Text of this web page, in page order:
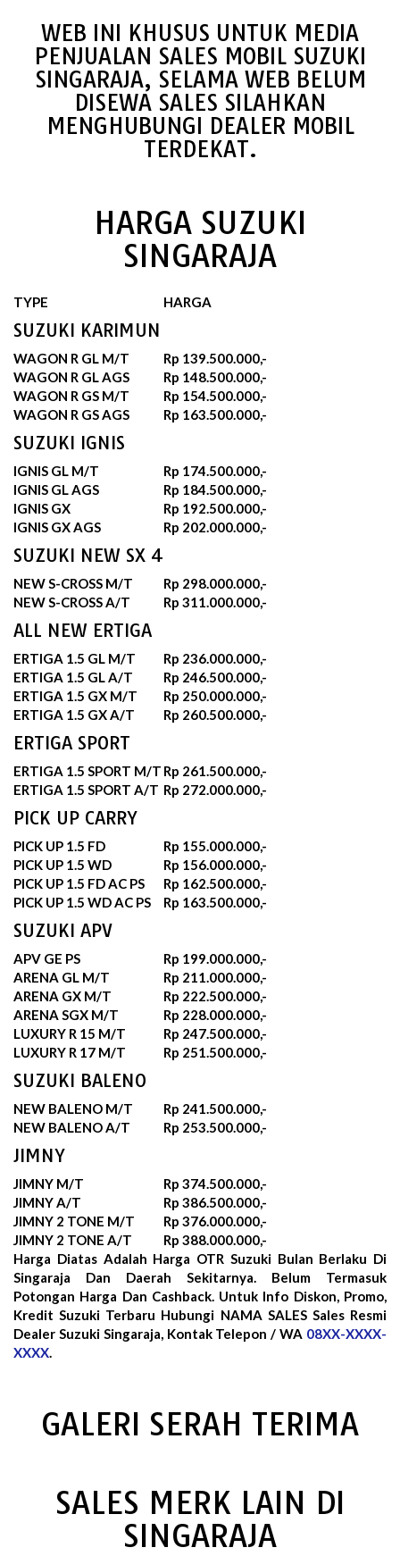
WEB INI KHUSUS UNTUK MEDIA
PENJUALAN SALES MOBIL SUZUKI
SINGARAJA, SELAMA WEB BELUM
DISEWA SALES SILAHKAN
MENGHUBUNGI DEALER MOBIL
TERDEKAT.
HARGA SUZUKI
SINGARAJA
TYPE HARGA
SUZUKI KARIMUN
WAGON R GL M/T
Rp 139.500.000,-
WAGON R GL AGS
Rp 148.500.000,-
WAGON R GS M/T
Rp 154.500.000,-
WAGON R GS AGS
Rp 163.500.000,-
SUZUKI IGNIS
IGNIS GL M/T
Rp 174.500.000,-
IGNIS GL AGS
Rp 184.500.000,-
IGNIS GX
Rp 192.500.000,-
IGNIS GX AGS
Rp 202.000.000,-
SUZUKI NEW SX 4
NEW S-CROSS M/T
Rp 298.000.000,-
NEW S-CROSS A/T
Rp 311.000.000,-
ALL NEW ERTIGA
ERTIGA 1.5 GL M/T
Rp 236.000.000,-
ERTIGA 1.5 GL A/T
Rp 246.500.000,-
ERTIGA 1.5 GX M/T
Rp 250.000.000,-
ERTIGA 1.5 GX A/T
Rp 260.500.000,-
ERTIGA SPORT
ERTIGA 1.5 SPORT M/T Rp 261.500.000,-
ERTIGA 1.5 SPORT A/T Rp 272.000.000,-
PICK UP CARRY
PICK UP 1.5 FD
Rp 155.000.000,-
PICK UP 1.5 WD
Rp 156.000.000,-
PICK UP 1.5 FD AC PS
Rp 162.500.000,-
PICK UP 1.5 WD AC PS
Rp 163.500.000,-
SUZUKI APV
APV GE PS
Rp 199.000.000,-
ARENA GL M/T
Rp 211.000.000,-
ARENA GX M/T
Rp 222.500.000,-
ARENA SGX M/T
Rp 228.000.000,-
LUXURY R 15 M/T
Rp 247.500.000,-
LUXURY R 17 M/T
Rp 251.500.000,-
SUZUKI BALENO
NEW BALENO M/T
Rp 241.500.000,-
NEW BALENO A/T
Rp 253.500.000,-
JIMNY
JIMNY M/T
Rp 374.500.000,-
JIMNY A/T
Rp 386.500.000,-
JIMNY 2 TONE M/T
Rp 376.000.000,-
JIMNY 2 TONE A/T
Rp 388.000.000,-
Harga Diatas Adalah Harga OTR Suzuki Bulan Berlaku Di
Singaraja Dan Daerah Sekitarnya. Belum Termasuk
Potongan Harga Dan Cashback. Untuk Info Diskon, Promo,
Kredit Suzuki Terbaru Hubungi NAMA SALES Sales Resmi
Dealer Suzuki Singaraja, Kontak Telepon / WA 08XX-XXXX-
XXXX.
GALERI SERAH TERIMA
SALES MERK LAIN DI
SINGARAJA